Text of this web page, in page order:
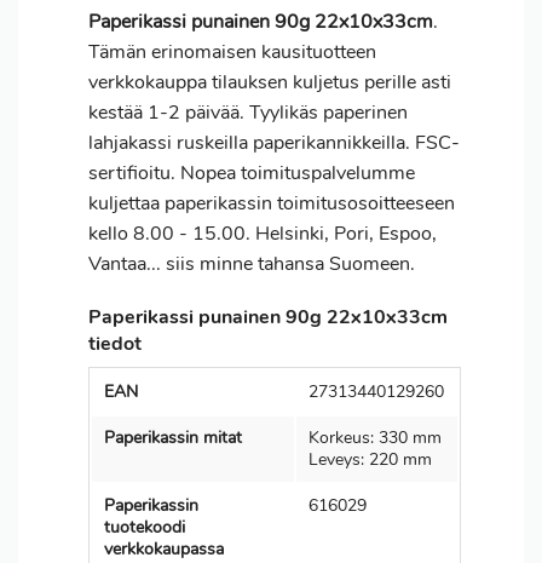
Paperikassi punainen 90g 22x10x33cm.
Tämän erinomaisen kausituotteen
verkkokauppa tilauksen kuljetus perille asti
kestää 1-2 päivää. Tyylikäs paperinen
lahjakassi ruskeilla paperikannikkeilla. FSC-
sertifioitu. Nopea toimituspalvelumme
kuljettaa paperikassin toimitusosoitteeseen
kello 8.00 - 15.00. Helsinki, Pori, Espoo,
Vantaa... siis minne tahansa Suomeen.
Paperikassi punainen 90g 22x10x33cm
tiedot
EAN
27313440129260
Paperikassin mitat
Korkeus: 330 mm
Leveys: 220 mm
Paperikassin
tuotekoodi
verkkokaupassa
616029